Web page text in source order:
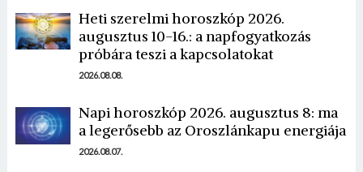
Heti szerelmi horoszkóp 2026.
augusztus 10-16.: a napfogyatkozás
próbára teszi a kapcsolatokat
2026.08.08.
Napi horoszkóp 2026. augusztus 8: ma
a legerősebb az Oroszlánkapu energiája
2026.08.07.
Borsonline bejelentkezés
E-mail cím vagy felhasználónév
Jelszó